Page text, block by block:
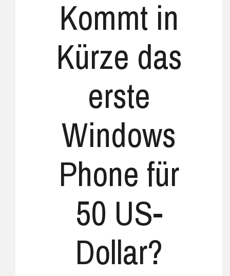
Kommt in
Kürze das
erste
Windows
Phone für
50 US-
Dollar?